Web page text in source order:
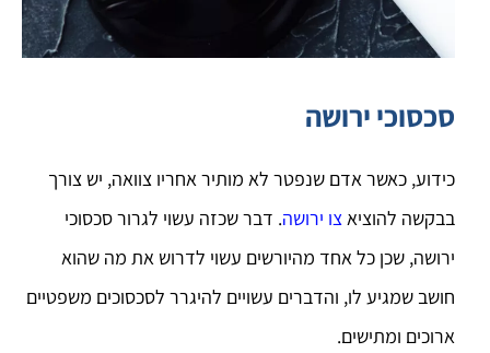
סכסוכי ירושה
כידוע, כאשר אדם שנפטר לא מותיר אחריו צוואה, יש צורך
בבקשה להוציאצו ירושה. דבר שכזה עשוי לגרור סכסוכי
ירושה, שכן כל אחד מהיורשים עשוי לדרוש את מה שהוא
חושב שמגיע לו, והדברים עשויים להיגרר לסכסוכים משפטיים
ארוכים ומתישים.